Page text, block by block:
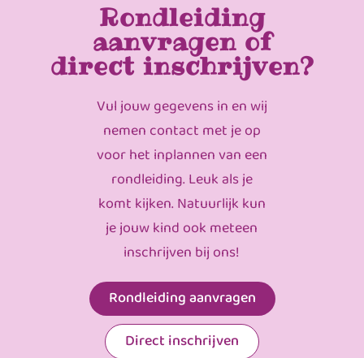
Rondleiding
aanvragen of
direct inschrijven?
Vul jouw gegevens in en wij
nemen contact met je op
voor het inplannen van een
rondleiding. Leuk als je
komt kijken. Natuurlijk kun
je jouw kind ook meteen
inschrijven bij ons!
Rondleiding aanvragen
Direct inschrijven